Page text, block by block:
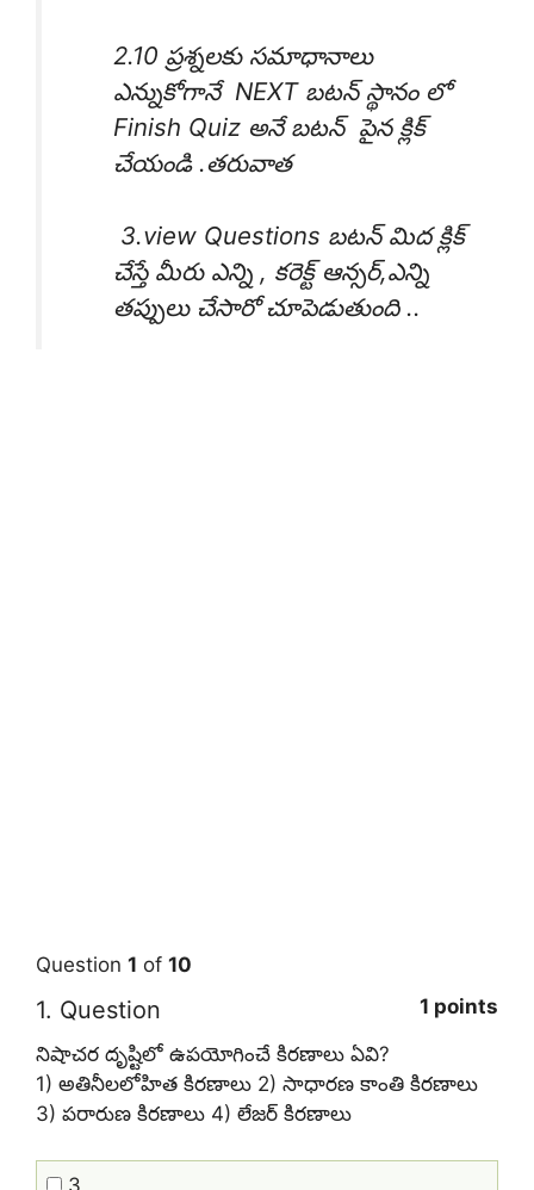
2.10 ప్రశ్నలకు సమాధానాలు
ఎన్నుకోగానే NEXT బటన్ స్థానం లో
Finish Quiz అనే బటన్ పైన క్లిక్
చేయండి .తరువాత
3.view Questions బటన్ మిద క్లిక్
చేస్తే మీరు ఎన్ని , కరెక్ట్ ఆన్సర్,ఎన్ని
తప్పులు చేసారో చూపెడుతుంది ..
Question 1 of 10
1. Question
1 points
నిషాచర దృష్టిలో ఉపయోగించే కిరణాలు ఏవి?
1) అతినీలలోహిత కిరణాలు 2) సాధారణ కాంతి కిరణాలు
3) పరారుణ కిరణాలు 4) లేజర్ కిరణాలు
3